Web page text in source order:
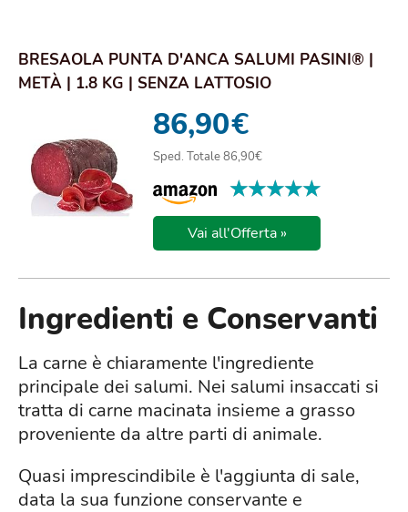
BRESAOLA PUNTA D'ANCA SALUMI PASINI® |
METÀ | 1.8 KG | SENZA LATTOSIO
86,90€
Sped. Totale 86,90€
★★★★★
★★★★★
Vai all'Offerta »
Ingredienti e Conservanti
La carne è chiaramente l'ingrediente
principale dei salumi. Nei salumi insaccati si
tratta di carne macinata insieme a grasso
proveniente da altre parti di animale.
Quasi imprescindibile è l'aggiunta di sale,
data la sua funzione conservante e